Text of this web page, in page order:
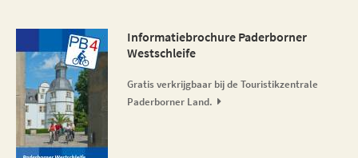
Informatiebrochure Paderborner
Westschleife
Gratis verkrijgbaar bij de Touristikzentrale
Paderborner Land.